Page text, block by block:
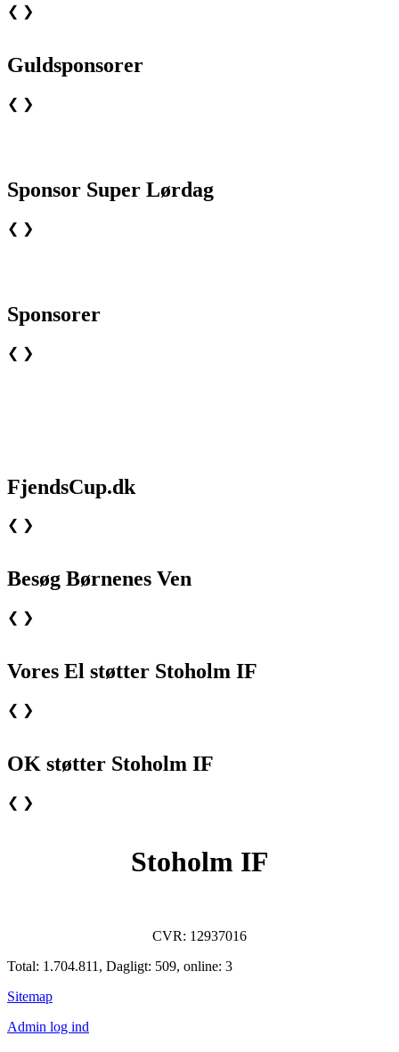
❮ ❯
Guldsponsorer
❮ ❯
Sponsor Super Lørdag
❮ ❯
Sponsorer
❮ ❯
FjendsCup.dk
❮ ❯
Besøg Børnenes Ven
❮ ❯
Vores El støtter Stoholm IF
❮ ❯
OK støtter Stoholm IF
❮ ❯
Stoholm IF
CVR: 12937016
Total: 1.704.811, Dagligt: 509, online: 3
Sitemap
Admin log ind